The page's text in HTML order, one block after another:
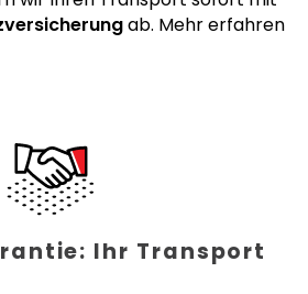
ab. Mehr erfahren
Ihr Transport